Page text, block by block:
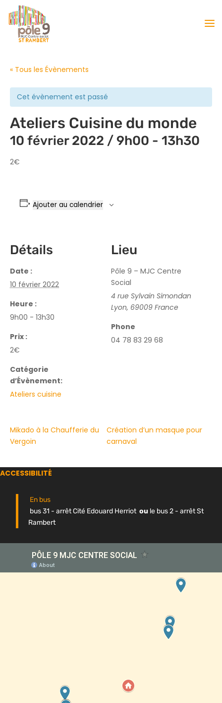
« Tous les Évènements
Cet évènement est passé
Ateliers Cuisine du monde
10 février 2022 / 9h00 - 13h30
2€
Ajouter au calendrier
Détails
Date :
10 février 2022
Heure :
9h00 - 13h30
Prix :
2€
Catégorie
d’Évènement:
Ateliers cuisine
Lieu
Pôle 9 – MJC Centre
Social
4 rue Sylvain Simondan
Lyon, 69009 France
Phone
04 78 83 29 68
Mikado à la Chaufferie du
Vergoin
Création d’un masque pour
carnaval
ACCESSIBILITÉ
En bus
bus 31 - arrêt Cité Edouard Herriot ou le bus 2 - arrêt St
Rambert